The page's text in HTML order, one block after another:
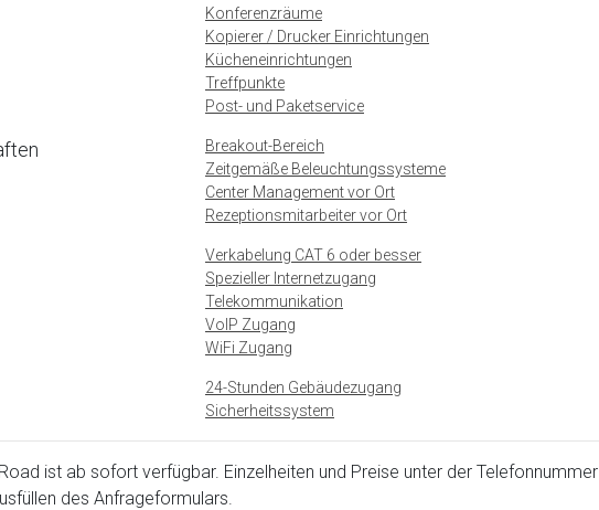
Konferenzräume
Kopierer / Drucker Einrichtungen
Kücheneinrichtungen
Treffpunkte
Post- und Paketservice
Breakout-Bereich
Zeitgemäße Beleuchtungssysteme
Center Management vor Ort
Rezeptionsmitarbeiter vor Ort
Verkabelung CAT 6 oder besser
Spezieller Internetzugang
Telekommunikation
VoIP Zugang
WiFi Zugang
24-Stunden Gebäudezugang
Sicherheitssystem
ist ab sofort verfügbar. Einzelheiten und Preise unter der Telefonnummer
des Anfrageformulars.